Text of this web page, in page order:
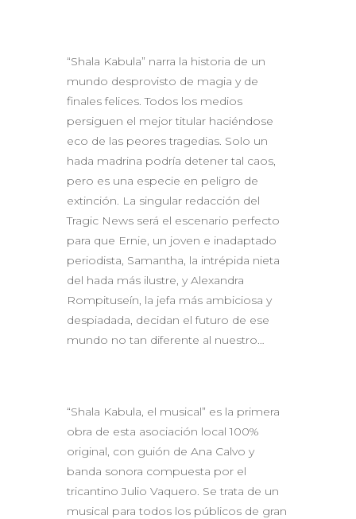
“Shala Kabula” narra la historia de un
mundo desprovisto de magia y de
finales felices. Todos los medios
persiguen el mejor titular haciéndose
eco de las peores tragedias. Solo un
hada madrina podría detener tal caos,
pero es una especie en peligro de
extinción. La singular redacción del
Tragic News será el escenario perfecto
para que Ernie, un joven e inadaptado
periodista, Samantha, la intrépida nieta
del hada más ilustre, y Alexandra
Rompituseín, la jefa más ambiciosa y
despiadada, decidan el futuro de ese
mundo no tan diferente al nuestro…
“Shala Kabula, el musical” es la primera
obra de esta asociación local 100%
original, con guión de Ana Calvo y
banda sonora compuesta por el
tricantino Julio Vaquero. Se trata de un
musical para todos los públicos de gran